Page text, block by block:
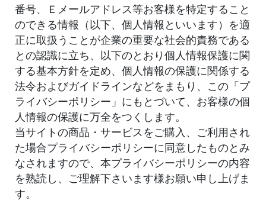
番号、Ｅメールアドレス等お客様を特定すること
のできる情報（以下、個人情報といいます）を適
正に取扱うことが企業の重要な社会的責務である
との認識に立ち、以下のとおり個人情報保護に関
する基本方針を定め、個人情報の保護に関係する
法令およびガイドラインなどをまもり、この「プ
ライバシーポリシー」にもとづいて、お客様の個
人情報の保護に万全をつくします。
当サイトの商品・サービスをご購入、ご利用され
た場合プライバシーポリシーに同意したものとみ
なされますので、本プライバシーポリシーの内容
を熟読し、ご理解下さいます様お願い申し上げま
す。